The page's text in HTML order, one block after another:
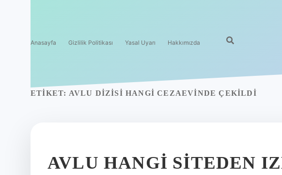
Anasayfa Gizlilik Politikası Yasal Uyarı Hakkımızda
ETIKET: AVLU DIZISI HANGI CEZAEVINDE ÇEKILDI
AVLU HANGI SITEDEN